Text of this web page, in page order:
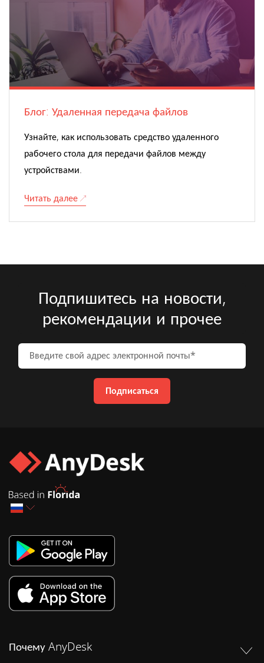
Блог: Удаленная передача файлов
Узнайте, как использовать средство удаленного
рабочего стола для передачи файлов между
устройствами.
Читать далее
Подпишитесь на новости,
рекомендации и прочее
Введите свой адрес
Подписаться
Почему AnyDesk